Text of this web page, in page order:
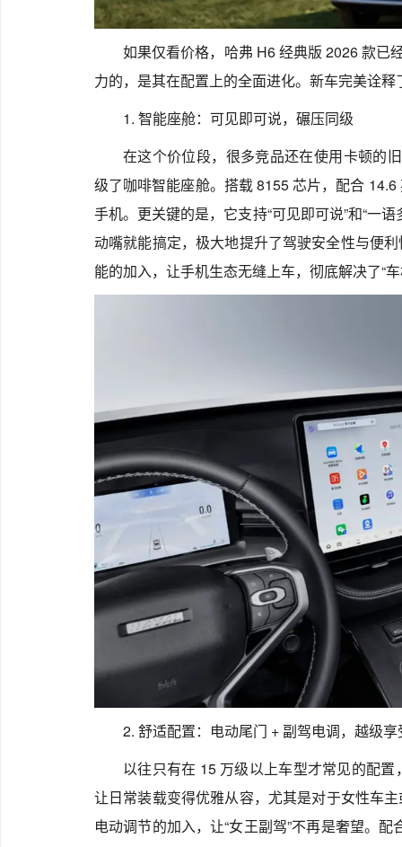
如果仅看价格，哈弗 H6 经典版 2026 款已
力的，是其在配置上的全面进化。新车完美诠释
1. 智能座舱：可见即可说，碾压同级
在这个价位段，很多竞品还在使用卡顿的
级了咖啡智能座舱。搭载 8155 芯片，配合
手机。更关键的是，它支持“可见即可说”和“一
动嘴就能搞定，极大地提升了驾驶安全性与便
能的加入，让手机生态无缝上车，彻底解决了“
2. 舒适配置：电动尾门 + 副驾电调，越级享
以往只有在 15 万级以上车型才常见的配
让日常装载变得优雅从容，尤其是对于女性车
电动调节的加入，让“女王副驾”不再是奢望。